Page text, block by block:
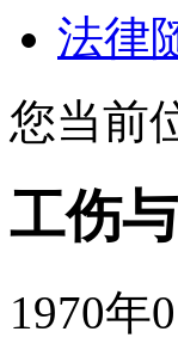
法律
您当前
工伤
1970年